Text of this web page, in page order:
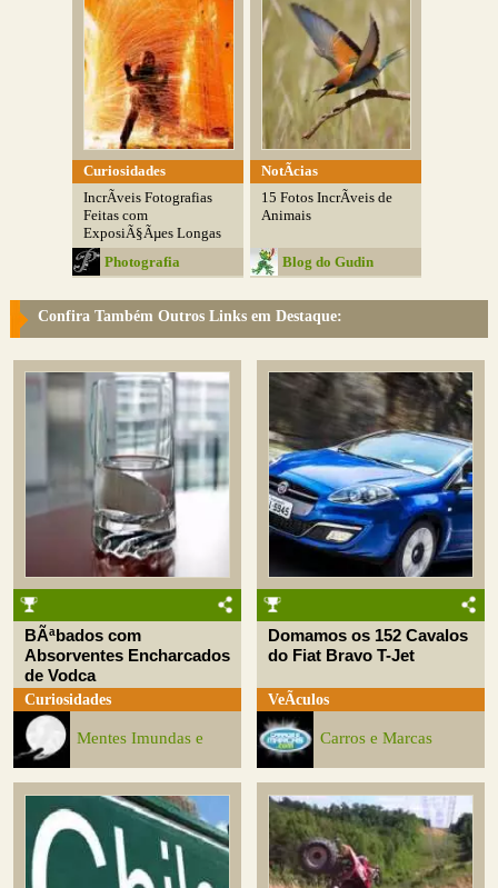
Curiosidades
IncrÃ­veis Fotografias
Feitas com
ExposiÃ§Ãµes Longas
Photografia
NotÃ­cias
15 Fotos IncrÃ­veis de
Animais
Blog do Gudin
Confira Também Outros Links em Destaque:
BÃªbados com
Absorventes Encharcados
de Vodca
Curiosidades
Mentes Imundas e
Domamos os 152 Cavalos
do Fiat Bravo T-Jet
VeÃ­culos
Carros e Marcas